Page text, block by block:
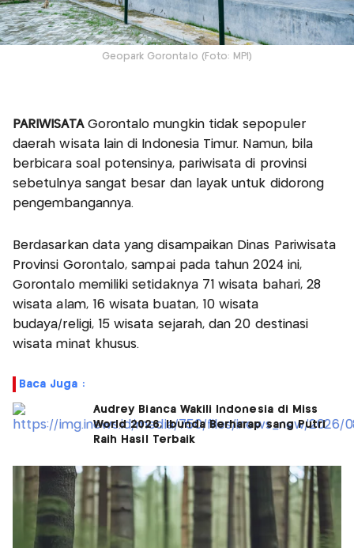
Geopark Gorontalo (Foto: MPI)
PARIWISATAGorontalo mungkin tidak sepopuler
daerah wisata lain di Indonesia Timur. Namun, bila
berbicara soal potensinya, pariwisata di provinsi
sebetulnya sangat besar dan layak untuk didorong
pengembangannya.
Berdasarkan data yang disampaikan Dinas Pariwisata
Provinsi Gorontalo, sampai pada tahun 2024 ini,
Gorontalo memiliki setidaknya 71 wisata bahari, 28
wisata alam, 16 wisata buatan, 10 wisata
budaya/religi, 15 wisata sejarah, dan 20 destinasi
wisata minat khusus.
Baca Juga :
Audrey Bianca Wakili Indonesia di Miss
World 2026, Ibunda Berharap sang Putri
Raih Hasil Terbaik